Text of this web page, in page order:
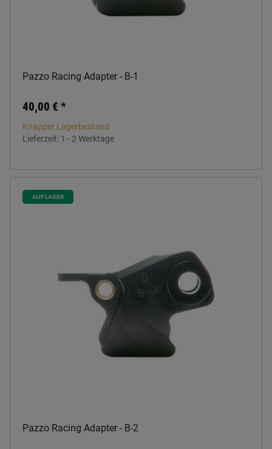
Pazzo Racing Adapter - B-1
40,00 € *
Knapper Lagerbestand
Lieferzeit: 1 - 2 Werktage
AUF LAGER
Pazzo Racing Adapter - B-2